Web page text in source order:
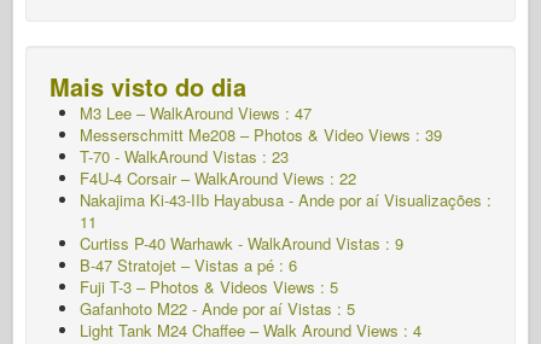
Mais visto do dia
M3 Lee – WalkAround Views : 47
Messerschmitt Me208 – Photos & Video Views : 39
T-70 - WalkAround Vistas : 23
F4U-4 Corsair – WalkAround Views : 22
Nakajima Ki-43-IIb Hayabusa - Ande por aí Visualizações :
11
Curtiss P-40 Warhawk - WalkAround Vistas : 9
B-47 Stratojet – Vistas a pé : 6
Fuji T-3 – Photos & Videos Views : 5
Gafanhoto M22 - Ande por aí Vistas : 5
Light Tank M24 Chaffee – Walk Around Views : 4